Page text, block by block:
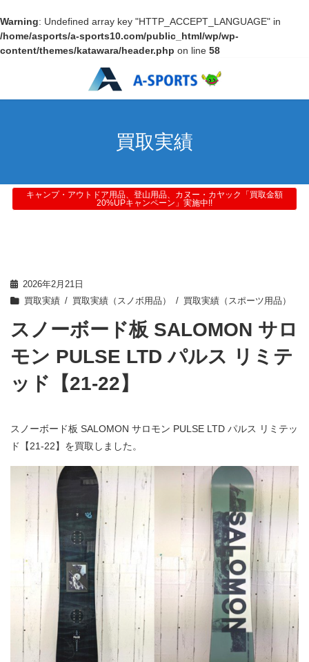
Warning: Undefined array key "HTTP_ACCEPT_LANGUAGE" in
/home/asports/a-sports10.com/public_html/wp/wp-
content/themes/katawara/header.php on line 58
買取実績
キャンプ・アウトドア用品、登山用品、カヌー・カヤック「買取金額
20%UPキャンペーン」実施中!!
2026年2月21日
買取実績
買取実績（スノボ用品） 買取実績（スポーツ用品）
スノーボード板 SALOMON サロ
モン PULSE LTD パルス リミテ
ッド【21-22】
スノーボード板 SALOMON サロモン PULSE LTD パルス リミテッ
ド【21-22】を買取しました。